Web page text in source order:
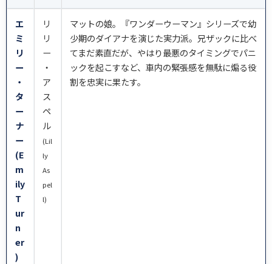
エ
ミ
リ
ー
・
タ
ー
ナ
ー
(E
m
ily
T
ur
n
er
)
リ
リ
ー
・
ア
ス
ペ
ル
(Lil
ly
As
pel
l)
マットの娘。『ワンダーウーマン』シリーズで幼
少期のダイアナを演じた実力派。兄ザックに比べ
てまだ素直だが、やはり最悪のタイミングでパニ
ックを起こすなど、車内の緊張感を無駄に煽る役
割を忠実に果たす。